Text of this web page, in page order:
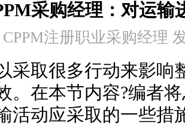
采购经理：对运输
注册职业采购经理
采取很多行动来影响
。在本节内容?编者
活动应采取的一些措